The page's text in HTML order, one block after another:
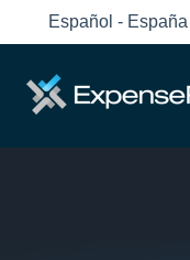
Español - España